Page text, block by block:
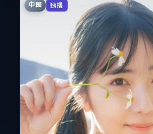
中国 独播